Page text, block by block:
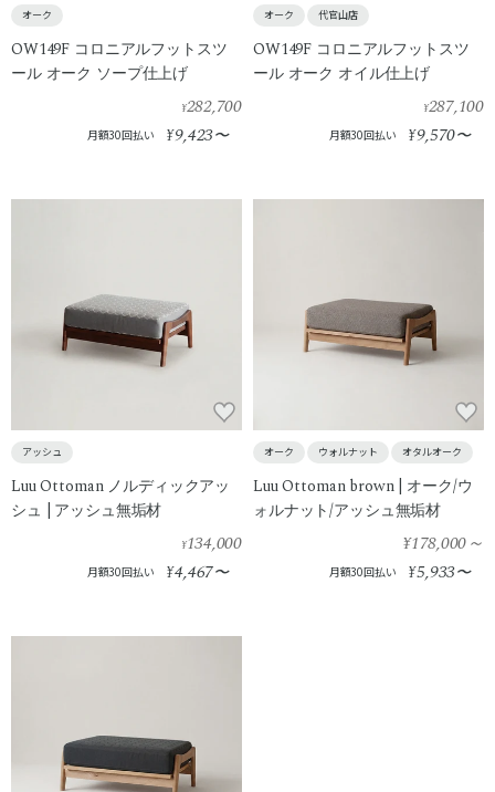
オーク
OW149F コロニアルフットスツ
ール オーク ソープ仕上げ
¥282,700
月額30回払い ¥9,423〜
オーク
代官山店
OW149F コロニアルフットスツ
ール オーク オイル仕上げ
¥287,100
月額30回払い ¥9,570〜
アッシュ
Luu Ottoman ノルディックアッ
シュ | アッシュ無垢材
¥134,000
月額30回払い ¥4,467〜
オーク ウォルナット オタルオーク
Luu Ottoman brown | オーク/ウ
ォルナット/アッシュ無垢材
¥178,000～
月額30回払い ¥5,933〜